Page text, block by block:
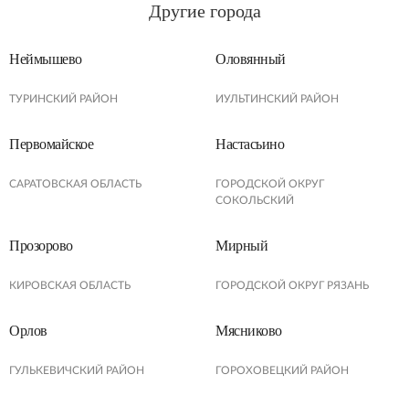
Другие города
Неймышево
ТУРИНСКИЙ РАЙОН
Оловянный
ИУЛЬТИНСКИЙ РАЙОН
Первомайское
САРАТОВСКАЯ ОБЛАСТЬ
Настасьино
ГОРОДСКОЙ ОКРУГ
СОКОЛЬСКИЙ
Прозорово
КИРОВСКАЯ ОБЛАСТЬ
Мирный
ГОРОДСКОЙ ОКРУГ РЯЗАНЬ
Орлов
ГУЛЬКЕВИЧСКИЙ РАЙОН
Мясниково
ГОРОХОВЕЦКИЙ РАЙОН